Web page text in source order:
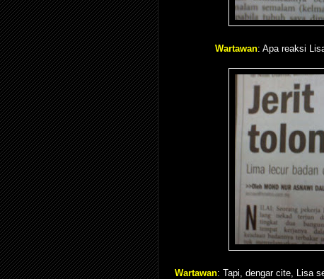
Wartawan: Apa reaksi
Wartawan: Tapi, dengar cite, Lisa